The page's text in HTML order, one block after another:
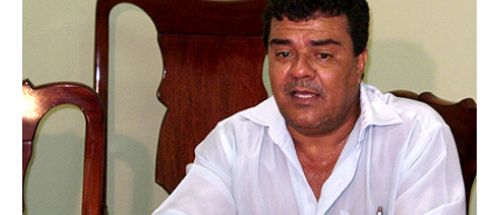
Só Notícias